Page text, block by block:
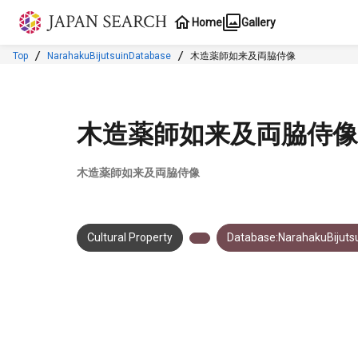
Jump to main content
Home Gallery
Top NarahakuBijutsuinDatabase 木造薬師如来及両脇侍像
木造薬師如来及両脇侍像
木造薬師如来及両脇侍像
Cultural Property